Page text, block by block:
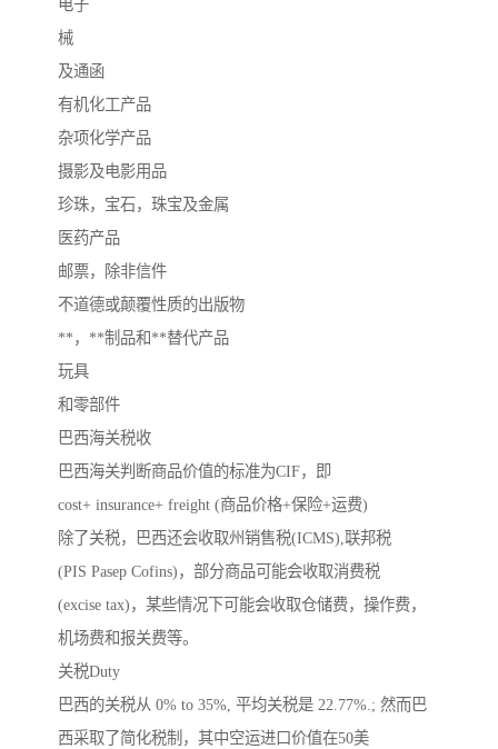
电子
械
及通函
有机化工产品
杂项化学产品
摄影及电影用品
珍珠，宝石，珠宝及金属
医药产品
邮票，除非信件
不道德或颠覆性质的出版物
**，**制品和**替代产品
玩具
和零部件
巴西海关税收
巴西海关判断商品价值的标准为CIF，即
cost+ insurance+ freight (商品价格+保险+运费)
除了关税，巴西还会收取州销售税(ICMS),联邦税
(PIS Pasep Cofins)，部分商品可能会收取消费税
(excise tax)，某些情况下可能会收取仓储费，操作费，
机场费和报关费等。
关税Duty
巴西的关税从 0% to 35%, 平均关税是 22.77%.; 然而巴
西采取了简化税制，其中空运进口价值在50美